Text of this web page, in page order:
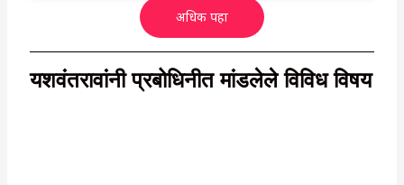
अधिक पहा
यशवंतरावांनी प्रबोधिनीत मांडलेले विविध विषय